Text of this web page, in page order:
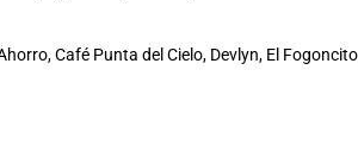
Café Punta del Cielo, Devlyn, El